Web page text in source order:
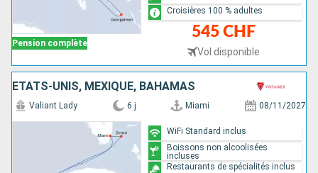
Pension complète
545 CHF
Vol disponible
Croisières 100 % adultes
ÉTATS-UNIS, MEXIQUE, BAHAMAS
Valiant Lady 6 j Miami 08/11/2027
WiFi Standard inclus
Boissons non alcoolisées
incluses
Restaurants de spécialités inclus